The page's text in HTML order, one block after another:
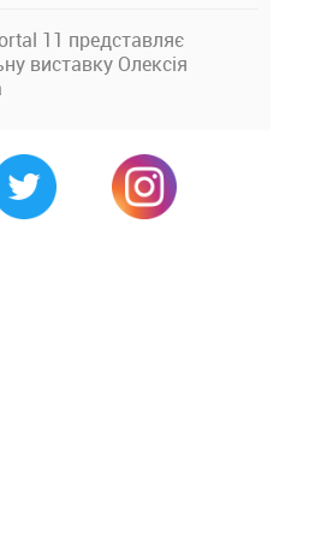
11 представляє
виставку Олексія